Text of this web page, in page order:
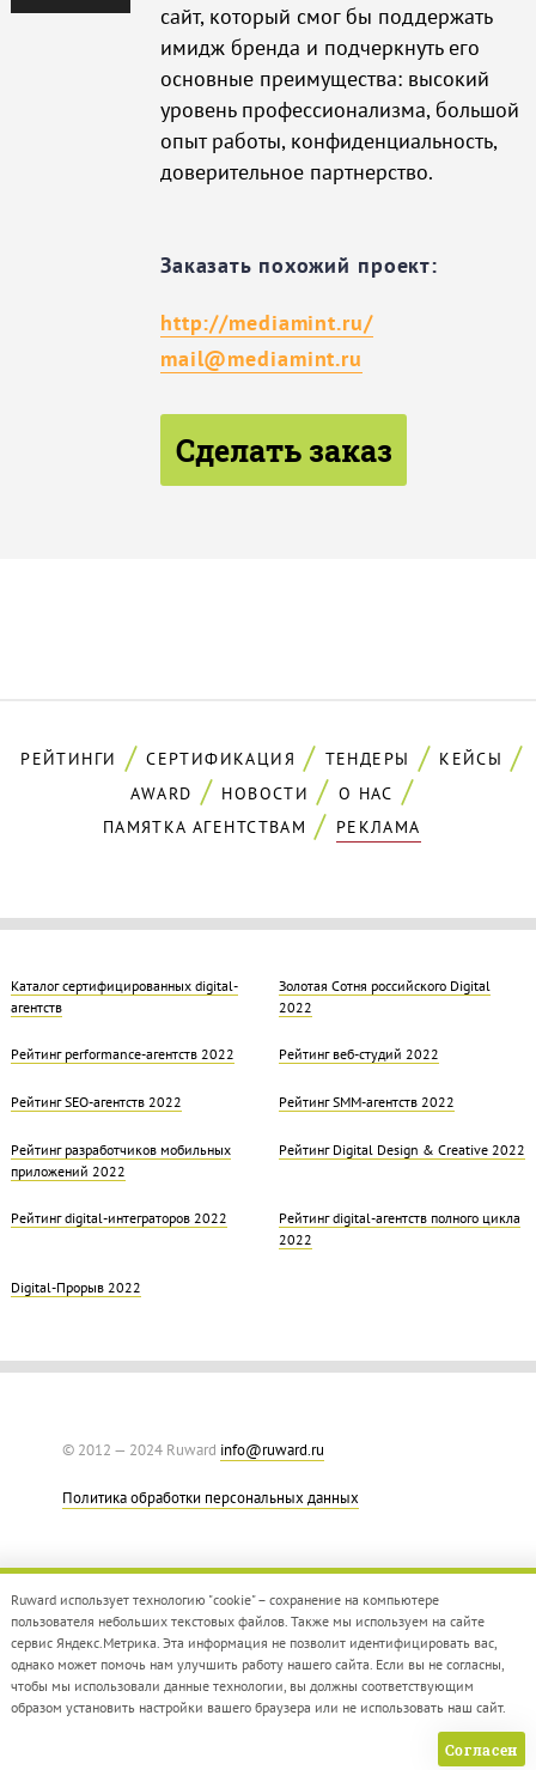
сайт, который смог бы поддержать
имидж бренда и подчеркнуть его
основные преимущества: высокий
уровень профессионализма, большой
опыт работы, конфиденциальность,
доверительное партнерство.
Заказать похожий проект:
http://mediamint.ru/
mail@mediamint.ru
Сделать заказ
РЕЙТИНГИ СЕРТИФИКАЦИЯ ТЕНДЕРЫ
КЕЙСЫ
AWARD
НОВОСТИ
О НАС
ПАМЯТКА АГЕНТСТВАМ
РЕКЛАМА
Каталог сертифицированных digital-
агентств
Золотая Cотня российского Digital
2022
Рейтинг performance-агентств 2022 Рейтинг веб-студий 2022
Рейтинг SEO-агентств 2022 Рейтинг SMM-агентств 2022
Рейтинг разработчиков мобильных
приложений 2022
Рейтинг Digital Design & Creative 2022
Рейтинг digital-интеграторов 2022
Рейтинг digital-агентств полного цикла
2022
Digital-Прорыв 2022
© 2012 — 2024 Ruward info@ruward.ru
Политика обработки персональных данных
Дизайн –Red Collar
Создание сайта –Integrate
Ruward использует технологию "cookie" – сохранение на компьютере
пользователя небольших текстовых файлов. Также мы используем на сайте
сервис Яндекс.Метрика. Эта информация не позволит идентифицировать вас,
однако может помочь нам улучшить работу нашего сайта. Если вы не согласны,
чтобы мы использовали данные технологии, вы должны соответствующим
образом установить настройки вашего браузера или не использовать наш сайт.
Согласен